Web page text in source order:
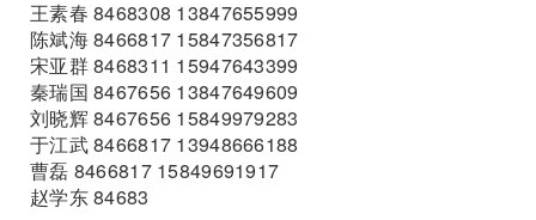
王素春 8468308 13847655999
陈斌海 8466817 15847356817
宋亚群 8468311 15947643399
秦瑞国 8467656 13847649609
刘晓辉 8467656 15849979283
于江武 8466817 13948666188
曹磊 8466817 15849691917
赵学东 84683